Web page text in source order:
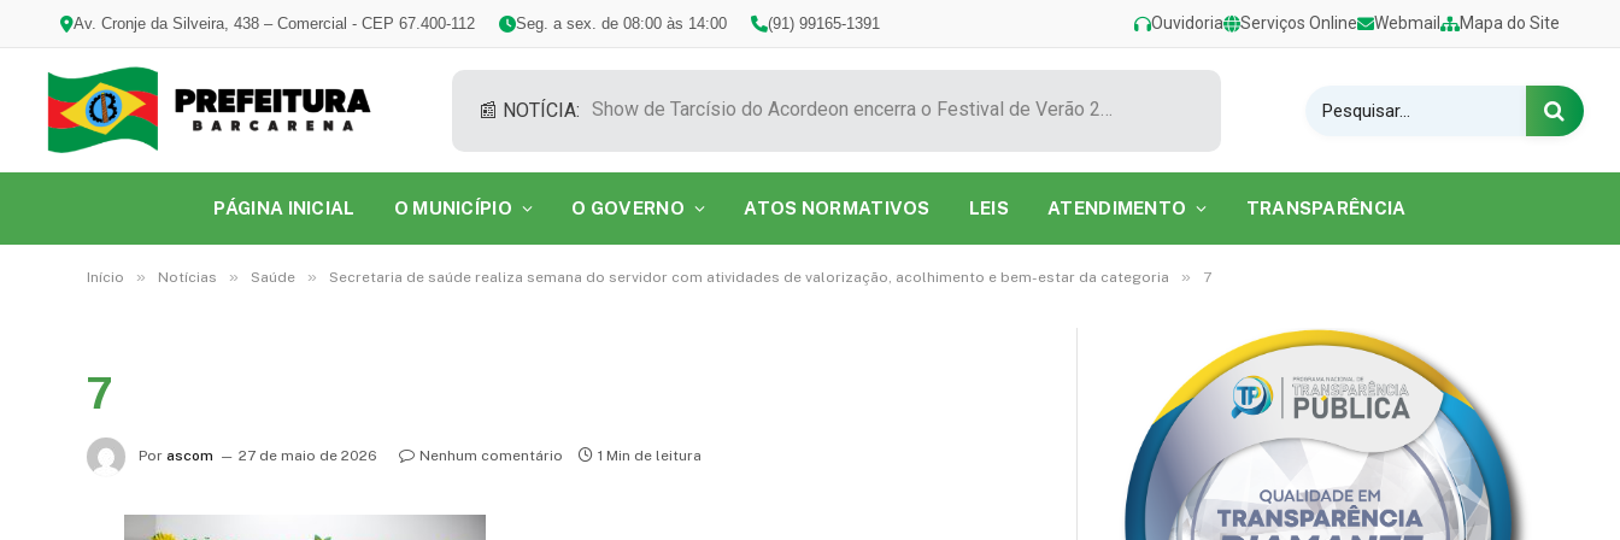
Av. Cronje da Silveira, 438 – Comercial - CEP 67.400-112 Seg. a sex. de 08:00 às 14:00 (91) 99165-1391 Ouvidoria Serviços Online Webmail Mapa do Site
📰 NOTÍCIA: Show de Tarcísio do Acordeon encerra o Festival de Verão 2026 na Praia do Caripi
PÁGINA INICIAL O MUNICÍPIO O GOVERNO ATOS NORMATIVOS LEIS ATENDIMENTO TRANSPARÊNCIA
Início » Notícias » Saúde » Secretaria de saúde realiza semana do servidor com atividades de valorização, acolhimento e bem-estar da categoria » 7
7
Por ascom 27 de maio de 2026 Nenhum comentário 1 Min de leitura